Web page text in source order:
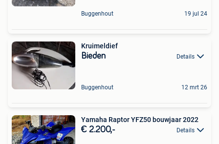
Buggenhout 19 jul 24
Kruimeldief
Bieden Details
Buggenhout 12 mrt 26
Yamaha Raptor YFZ50 bouwjaar 2022
€ 2.200,- Details